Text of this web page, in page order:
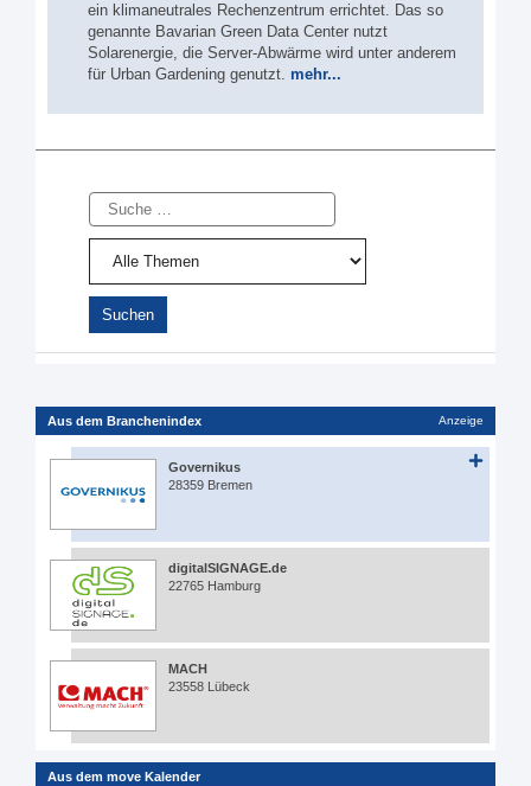
ein klimaneutrales Rechenzentrum errichtet. Das so
genannte Bavarian Green Data Center nutzt
Solarenergie, die Server-Abwärme wird unter anderem
für Urban Gardening genutzt. mehr...
Suche
Aus dem Branchenindex Anzeige
Governikus
28359 Bremen
digitalSIGNAGE.de
22765 Hamburg
MACH
23558 Lübeck
Aus dem move Kalender